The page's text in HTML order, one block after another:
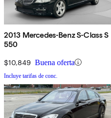
2013 Mercedes-Benz S-Class S
550
$10,849 Buena oferta
Incluye tarifas de conc.